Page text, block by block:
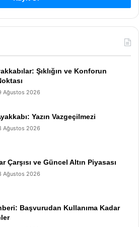
Şıklığın ve Konforun
Ağustos 2026
Yazın Vazgeçilmezi
Ağustos 2026
Çarşısı ve Güncel Altın Piyasası
Ağustos 2026
Başvurudan Kullanıma Kadar